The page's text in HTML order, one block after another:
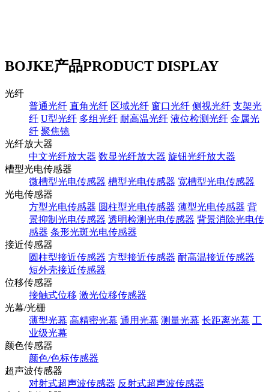
BOJKE产品PRODUCT DISPLAY
光纤
普通光纤 直角光纤 区域光纤 窗口光纤 侧视光纤 支架光
纤 U型光纤 多组光纤 耐高温光纤 液位检测光纤 金属光
纤 聚焦镜
光纤放大器
中文光纤放大器 数显光纤放大器 旋钮光纤放大器
槽型光电传感器
微槽型光电传感器 槽型光电传感器 宽槽型光电传感器
光电传感器
方型光电传感器 圆柱型光电传感器 薄型光电传感器 背
景抑制光电传感器 透明检测光电传感器 背景消除光电传
感器 条形光斑光电传感器
接近传感器
圆柱型接近传感器 方型接近传感器 耐高温接近传感器
短外壳接近传感器
位移传感器
接触式位移 激光位移传感器
光幕/光栅
薄型光幕 高精密光幕 通用光幕 测量光幕 长距离光幕 工
业级光幕
颜色传感器
颜色/色标传感器
超声波传感器
对射式超声波传感器 反射式超声波传感器